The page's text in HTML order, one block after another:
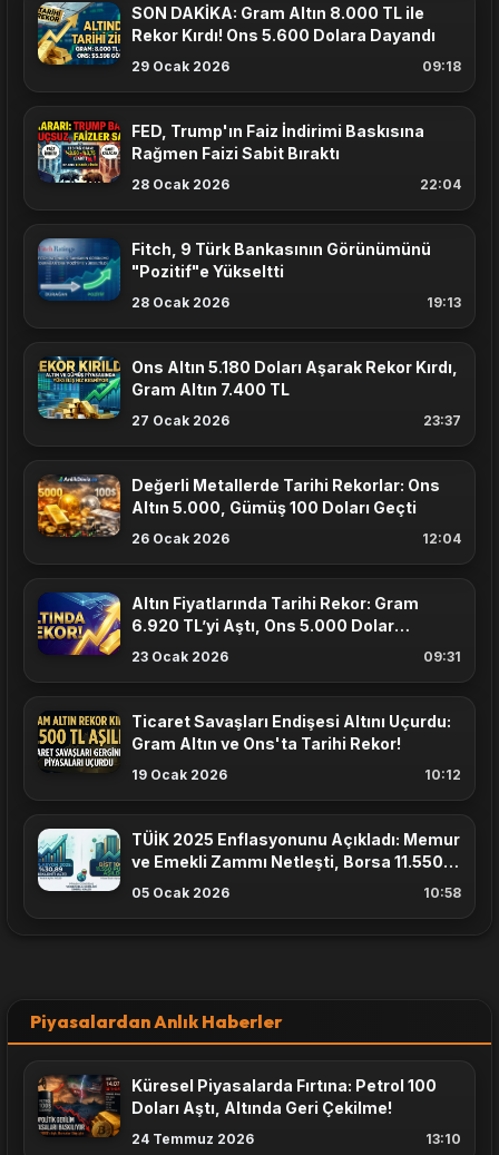
SON DAKİKA: Gram Altın 8.000 TL ile
Rekor Kırdı! Ons 5.600 Dolara Dayandı
29 Ocak 2026 09:18
FED, Trump'ın Faiz İndirimi Baskısına
Rağmen Faizi Sabit Bıraktı
28 Ocak 2026 22:04
Fitch, 9 Türk Bankasının Görünümünü
"Pozitif"e Yükseltti
28 Ocak 2026 19:13
Ons Altın 5.180 Doları Aşarak Rekor Kırdı,
Gram Altın 7.400 TL
27 Ocak 2026 23:37
Değerli Metallerde Tarihi Rekorlar: Ons
Altın 5.000, Gümüş 100 Doları Geçti
26 Ocak 2026 12:04
Altın Fiyatlarında Tarihi Rekor: Gram
6.920 TL’yi Aştı, Ons 5.000 Dolar
Sınırında
23 Ocak 2026 09:31
Ticaret Savaşları Endişesi Altını Uçurdu:
Gram Altın ve Ons'ta Tarihi Rekor!
19 Ocak 2026 10:12
TÜİK 2025 Enflasyonunu Açıkladı: Memur
ve Emekli Zammı Netleşti, Borsa 11.550
Puanı Aştı
05 Ocak 2026 10:58
Piyasalardan Anlık Haberler
Küresel Piyasalarda Fırtına: Petrol 100
Doları Aştı, Altında Geri Çekilme!
24 Temmuz 2026 13:10